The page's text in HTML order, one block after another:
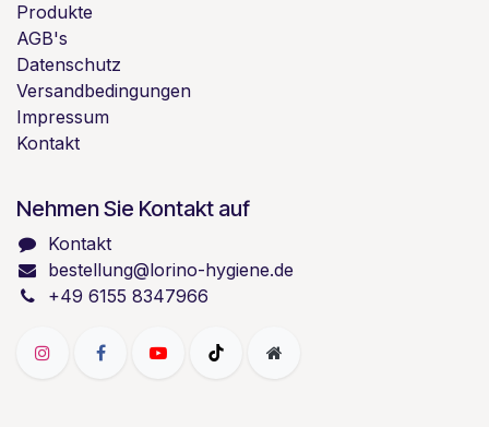
Produkte
AGB's
Datenschutz
Versandbedingungen
Impressum
Kontakt
Nehmen Sie Kontakt auf
Kontakt
bestellung@lorino-hygiene.de
+49 6155 8347966